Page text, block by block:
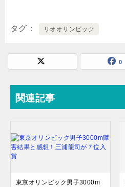
タグ リオオリンピック
0
関連記事
東京オリンピック男子3000m